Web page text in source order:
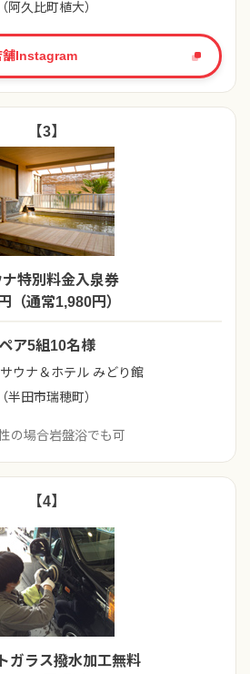
（阿久比町植大）
舗Instagram
【3】
ナ特別料金入泉券
（通常1,980円）
ペア5組10名様
ウナ＆ホテル みどり館
（半田市瑞穂町）
の場合岩盤浴でも可
【4】
ガラス撥水加工無料